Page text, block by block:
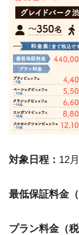
対象日程： 12
最低保証料金
プラン料金（税